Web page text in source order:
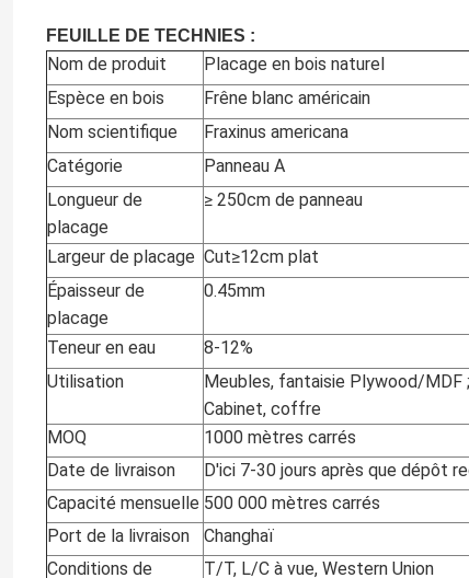
FEUILLE DE TECHNIES :
Nom de produit
Placage en bois naturel
Espèce en bois
Frêne blanc américain
Nom scientifique
Fraxinus americana
Catégorie
Panneau A
Longueur de
placage
≥ 250cm de panneau
Largeur de placage Cut≥12cm plat
Épaisseur de
placage
0.45mm
Teneur en eau
8-12%
Utilisation
Meubles, fantaisie Plywood/MDF
Cabinet, coffre
MOQ
1000 mètres carrés
Date de livraison
D'ici 7-30 jours après que dépôt
Capacité mensuelle 500 000 mètres carrés
Port de la livraison
Changhaï
Conditions de
T/T, L/C à vue, Western Union